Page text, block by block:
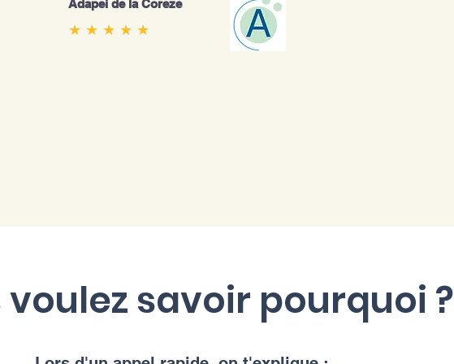
★ ★ ★ ★ ★
Adapei de la Coreze
voulez savoir pourquoi ?